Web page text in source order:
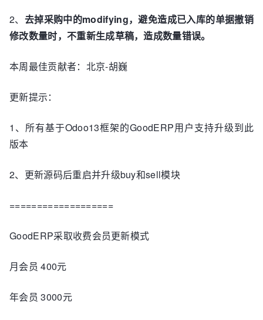
2、 去掉采购中的modifying，避免造成已入库的单据撤销
修改数量时，不重新生成草稿，造成数量错误。
本周最佳贡献者：北京-胡巍
更新提示：
1、所有基于Odoo13框架的GoodERP用户支持升级到此
版本
2、更新源码后重启并升级buy和sell模块
===================
GoodERP采取收费会员更新模式
月会员 400元
年会员 3000元